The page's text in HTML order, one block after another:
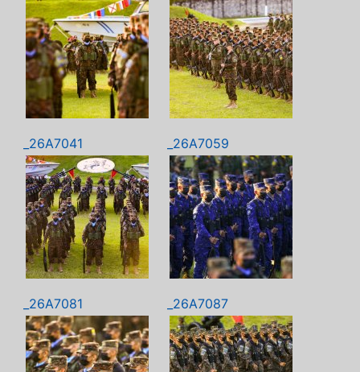
_26A7041 _26A7059
_26A7081 _26A7087